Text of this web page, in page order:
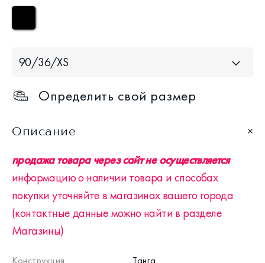
90/36/XS
Определить свой размер
Описание
продажа товара через сайт не осуществляется
информацию о наличии товара и способах
покупки уточняйте в магазинах вашего города
(контактные данные можно найти в разделе
Магазины)
Конструкция
Танга